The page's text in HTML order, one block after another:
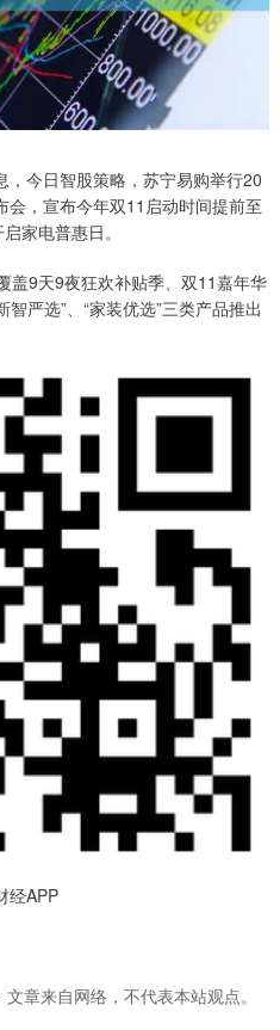
今日智股策略，苏宁易购举行20
会，宣布今年双11启动时间提前至
家电普惠日。
9天9夜狂欢补贴季、双11嘉年华
严选”、“家装优选”三类产品推出
经APP
章来自网络，不代表本站观点。